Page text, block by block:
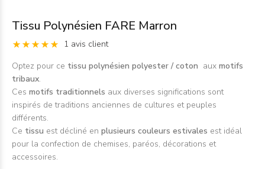
Tissu Polynésien FARE Marron
1 avis client
Optez pour ce tissu polynésien polyester / coton aux motifs
tribaux.
Ces motifs traditionnels aux diverses significations sont
inspirés de traditions anciennes de cultures et peuples
différents.
Ce tissu est décliné en plusieurs couleurs estivales est idéal
pour la confection de chemises, paréos, décorations et
accessoires.